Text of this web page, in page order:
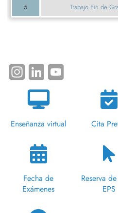
5 Trabajo Fin de
Instagram
LinkedIn
Enseñanza virtual Cita
Fecha de
Exámenes
Reserva
EPS